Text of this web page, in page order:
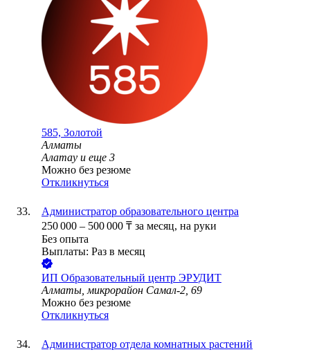
585, Золотой
Алматы
Алатау и еще 3
Можно без резюме
Откликнуться
Администратор образовательного центра
250 000 – 500 000 ₸ за месяц, на руки
Без опыта
Выплаты: Раз в месяц
ИП Образовательный центр ЭРУДИТ
Алматы, микрорайон Самал-2, 69
Можно без резюме
Откликнуться
Администратор отдела комнатных растений